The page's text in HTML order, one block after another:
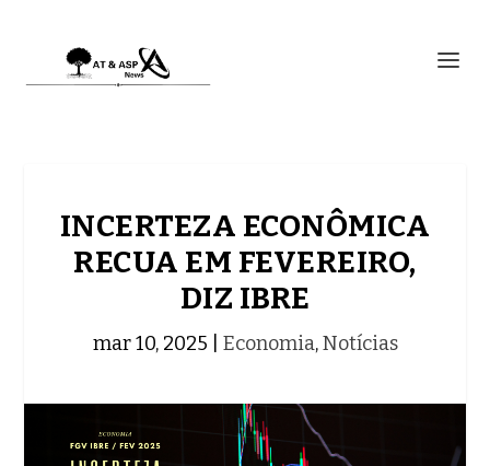
INCERTEZA ECONÔMICA
RECUA EM FEVEREIRO,
DIZ IBRE
mar 10, 2025 Economia,Notícias